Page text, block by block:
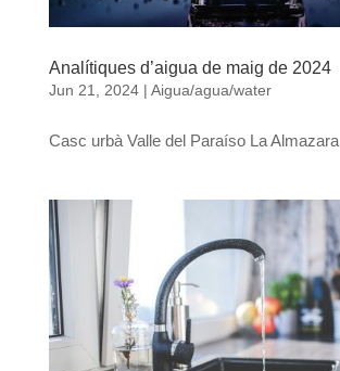
Analítiques d’aigua de maig de 2024
Jun 21, 2024| Aigua/agua/water
Casc urbà Valle del Paraíso La Almazara